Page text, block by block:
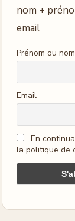
nom +
email
Prénom ou
Email
En
la politique de